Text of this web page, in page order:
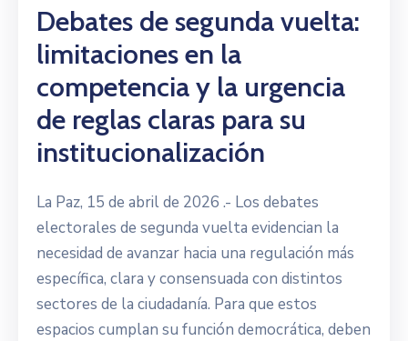
Debates de segunda vuelta:
limitaciones en la
competencia y la urgencia
de reglas claras para su
institucionalización
La Paz, 15 de abril de 2026 .- Los debates
electorales de segunda vuelta evidencian la
necesidad de avanzar hacia una regulación más
específica, clara y consensuada con distintos
sectores de la ciudadanía. Para que estos
espacios cumplan su función democrática, deben